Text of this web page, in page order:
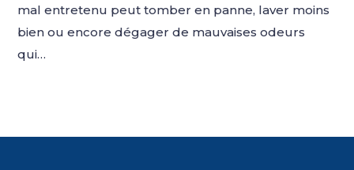
mal entretenu peut tomber en panne, laver moins
bien ou encore dégager de mauvaises odeurs
qui…